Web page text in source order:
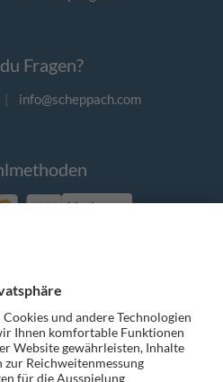
Fragen?
| info@scheppach.com
Vorkasse
Social Media